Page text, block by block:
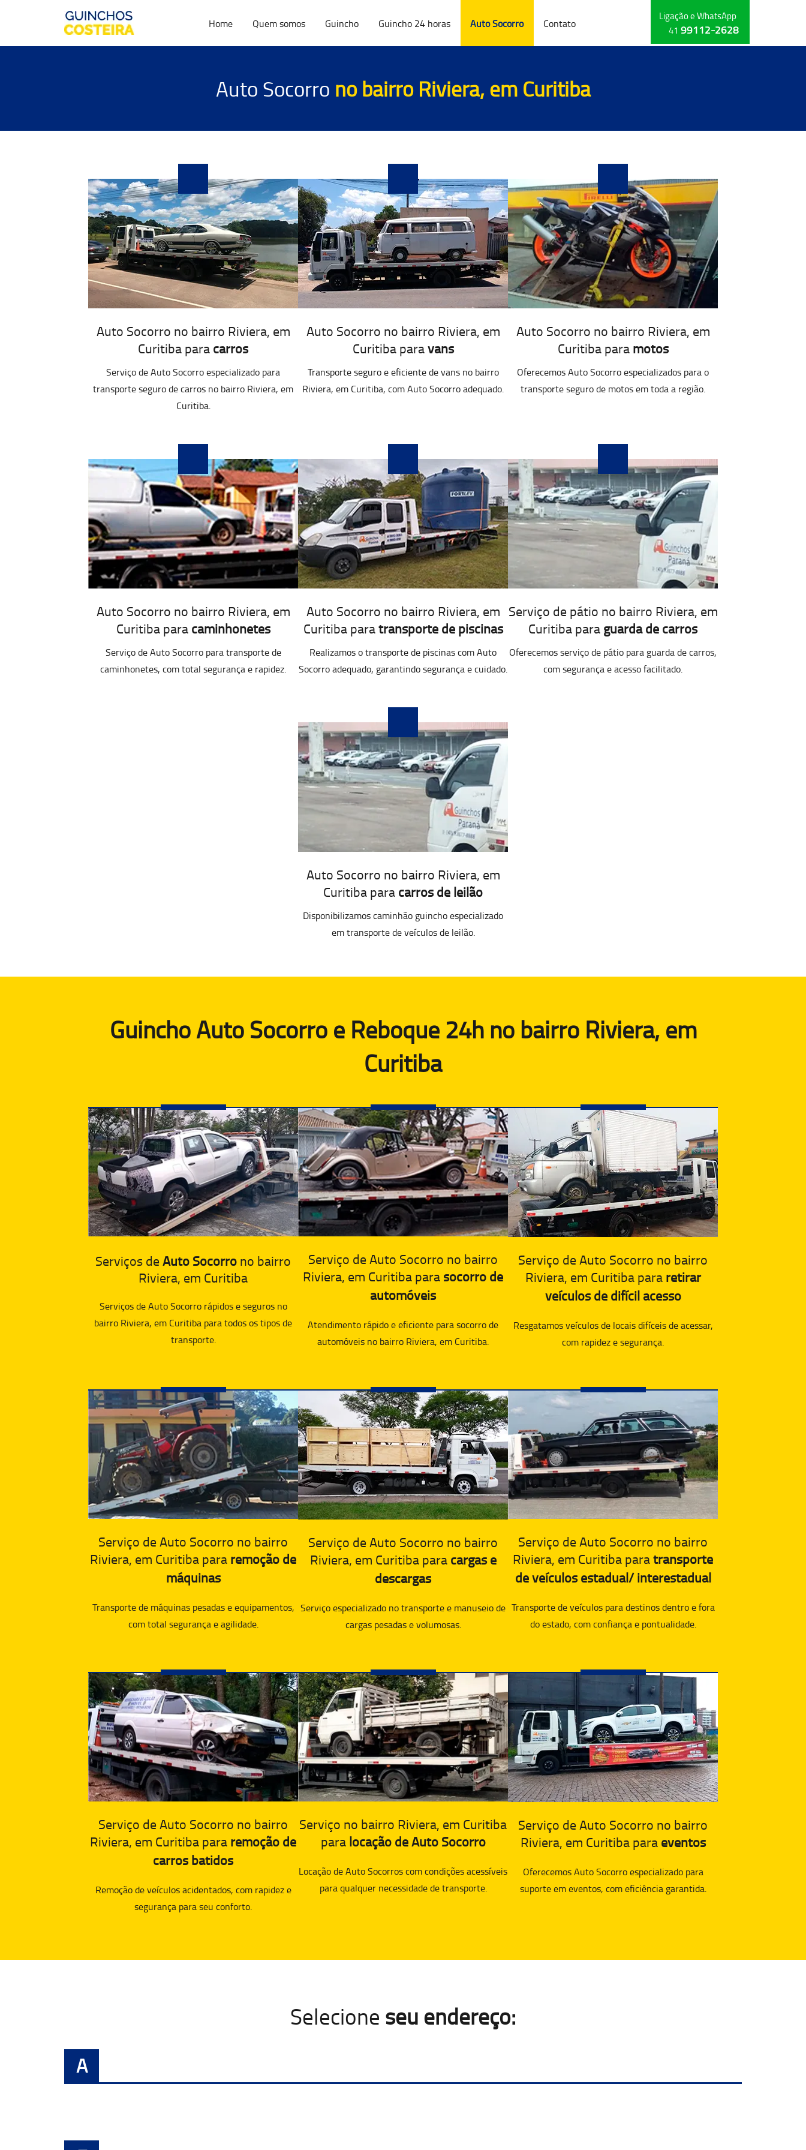
Home Quem somos Guincho Guincho 24 horas Auto Socorro Contato
Ligação e WhatsApp
41 99112-2628
Auto Socorro no bairro Riviera, em Curitiba
Auto Socorro no bairro Riviera, em
Curitiba paracarros
Serviço de Auto Socorro especializado para
transporte seguro de carros no bairro Riviera, em
Curitiba.
Auto Socorro no bairro Riviera, em
Curitiba paravans
Transporte seguro e eficiente de vans no bairro
Riviera, em Curitiba, com Auto Socorro adequado.
Auto Socorro no bairro Riviera, em
Curitiba paramotos
Oferecemos Auto Socorro especializados para o
transporte seguro de motos em toda a região.
Auto Socorro no bairro Riviera, em
Curitiba paracaminhonetes
Serviço de Auto Socorro para transporte de
caminhonetes, com total segurança e rapidez.
Auto Socorro no bairro Riviera, em
Curitiba paratransporte de piscinas
Realizamos o transporte de piscinas com Auto
Socorro adequado, garantindo segurança e cuidado.
Serviço de pátio no bairro Riviera, em
Curitiba paraguarda de carros
Oferecemos serviço de pátio para guarda de carros,
com segurança e acesso facilitado.
Auto Socorro no bairro Riviera, em
Curitiba paracarros de leilão
Disponibilizamos caminhão guincho especializado
em transporte de veículos de leilão.
Guincho Auto Socorro e Reboque 24h no bairro Riviera, em
Curitiba
Serviços deAuto Socorrono bairro
Riviera, em Curitiba
Serviços de Auto Socorro rápidos e seguros no
bairro Riviera, em Curitiba para todos os tipos de
transporte.
Serviço de Auto Socorro no bairro
Riviera, em Curitiba parasocorro de
automóveis
Atendimento rápido e eficiente para socorro de
automóveis no bairro Riviera, em Curitiba.
Serviço de Auto Socorro no bairro
Riviera, em Curitiba pararetirar
veículos de difícil acesso
Resgatamos veículos de locais difíceis de acessar,
com rapidez e segurança.
Serviço de Auto Socorro no bairro
Riviera, em Curitiba pararemoção de
máquinas
Transporte de máquinas pesadas e equipamentos,
com total segurança e agilidade.
Serviço de Auto Socorro no bairro
Riviera, em Curitiba paracargas e
descargas
Serviço especializado no transporte e manuseio de
cargas pesadas e volumosas.
Serviço de Auto Socorro no bairro
Riviera, em Curitiba paratransporte
de veículos estadual/ interestadual
Transporte de veículos para destinos dentro e fora
do estado, com confiança e pontualidade.
Serviço de Auto Socorro no bairro
Riviera, em Curitiba pararemoção de
carros batidos
Remoção de veículos acidentados, com rapidez e
segurança para seu conforto.
Serviço no bairro Riviera, em Curitiba
paralocação de Auto Socorro
Locação de Auto Socorros com condições acessíveis
para qualquer necessidade de transporte.
Serviço de Auto Socorro no bairro
Riviera, em Curitiba paraeventos
Oferecemos Auto Socorro especializado para
suporte em eventos, com eficiência garantida.
Selecione seu endereço:
A